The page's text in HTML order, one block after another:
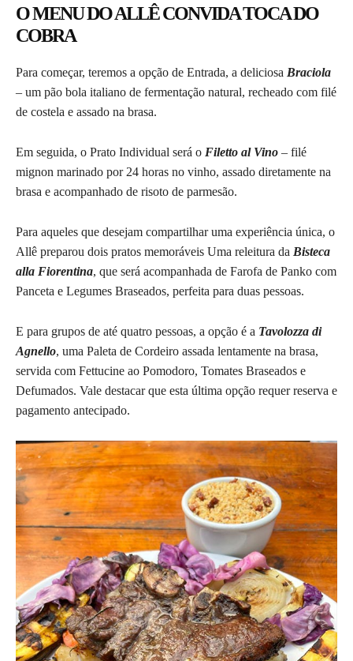
O MENU DO ALLÊ CONVIDA TOCA DO
COBRA
Para começar, teremos a opção de Entrada, a deliciosa Braciola
– um pão bola italiano de fermentação natural, recheado com filé
de costela e assado na brasa.
Em seguida, o Prato Individual será o Filetto al Vino – filé
mignon marinado por 24 horas no vinho, assado diretamente na
brasa e acompanhado de risoto de parmesão.
Para aqueles que desejam compartilhar uma experiência única, o
Allê preparou dois pratos memoráveis Uma releitura da Bisteca
alla Fiorentina, que será acompanhada de Farofa de Panko com
Panceta e Legumes Braseados, perfeita para duas pessoas.
E para grupos de até quatro pessoas, a opção é a Tavolozza di
Agnello, uma Paleta de Cordeiro assada lentamente na brasa,
servida com Fettucine ao Pomodoro, Tomates Braseados e
Defumados. Vale destacar que esta última opção requer reserva e
pagamento antecipado.